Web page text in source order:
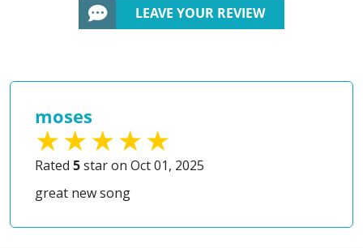
LEAVE YOUR REVIEW
moses
Rated 5star on Oct 01, 2025
great new song